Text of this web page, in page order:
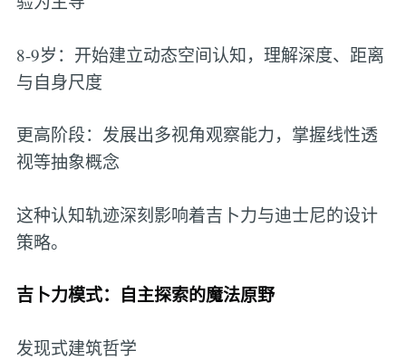
8-9岁：开始建立动态空间认知，理解深度、距离
与自身尺度
更高阶段：发展出多视角观察能力，掌握线性透
视等抽象概念
这种认知轨迹深刻影响着吉卜力与迪士尼的设计
策略。
吉卜力模式：自主探索的魔法原野
发现式建筑哲学